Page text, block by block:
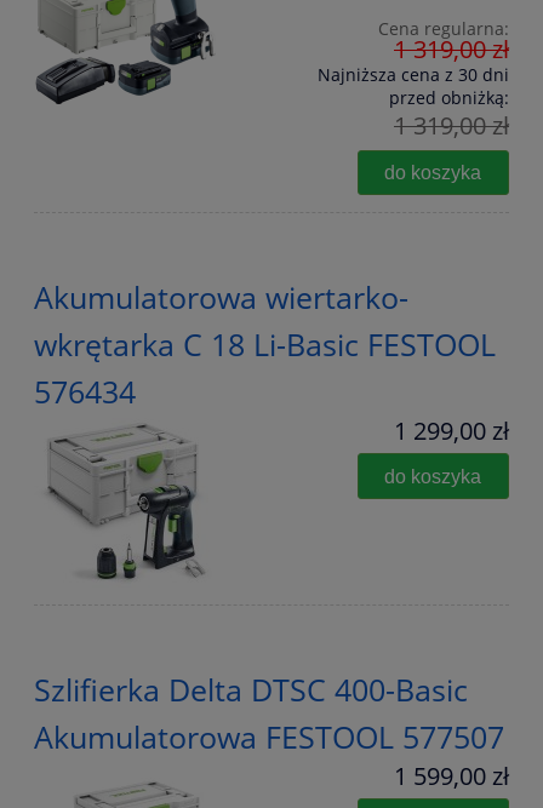
Cena regularna:
1 319,00 zł
Najniższa cena z 30 dni
przed obniżką:
1 319,00 zł
do koszyka
Akumulatorowa wiertarko-
wkrętarka C 18 Li-Basic FESTOOL
576434
1 299,00 zł
do koszyka
Szlifierka Delta DTSC 400-Basic
Akumulatorowa FESTOOL 577507
1 599,00 zł